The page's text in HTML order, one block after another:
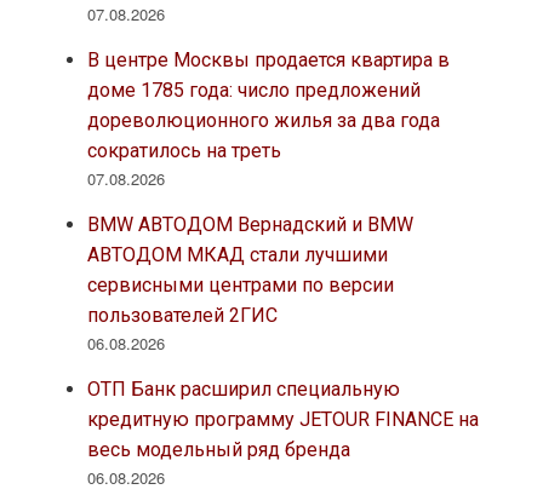
07.08.2026
В центре Москвы продается квартира в
доме 1785 года: число предложений
дореволюционного жилья за два года
сократилось на треть
07.08.2026
BMW АВТОДОМ Вернадский и BMW
АВТОДОМ МКАД стали лучшими
сервисными центрами по версии
пользователей 2ГИС
06.08.2026
ОТП Банк расширил специальную
кредитную программу JETOUR FINANCE на
весь модельный ряд бренда
06.08.2026